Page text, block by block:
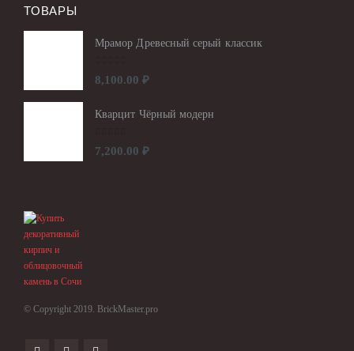
ТОВАРЫ
Мрамор Древесный серый классик
8,100.00 ₽
Кварцит Чёрный модерн
7,200.00 ₽
© Copyright 2019. BrickMaster.pro